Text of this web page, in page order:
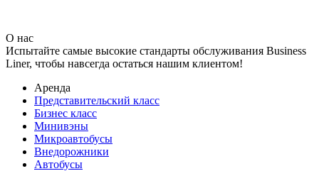
О нас
Испытайте самые высокие стандарты обслуживания Business
Liner, чтобы навсегда остаться нашим клиентом!
Аренда
Представительский класс
Бизнес класс
Минивэны
Микроавтобусы
Внедорожники
Автобусы